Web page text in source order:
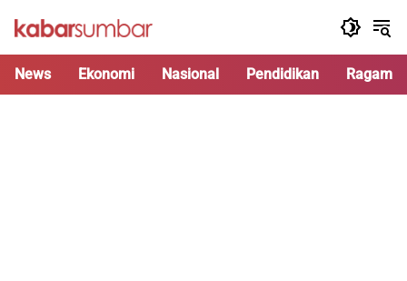
News Ekonomi Nasional Pendidikan Ragam